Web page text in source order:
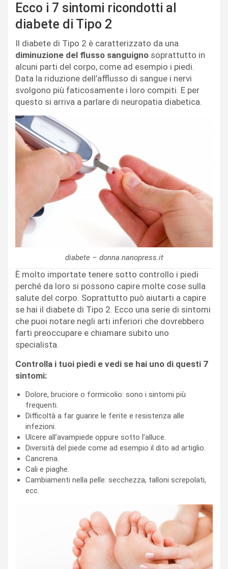
Ecco i 7 sintomi ricondotti al
diabete di Tipo 2
Il diabete di Tipo 2 è caratterizzato da una
diminuzione del flusso sanguigno soprattutto in
alcuni parti del corpo, come ad esempio i piedi.
Data la riduzione dell’afflusso di sangue i nervi
svolgono più faticosamente i loro compiti. E per
questo si arriva a parlare di neuropatia diabetica.
diabete – donna.nanopress.it
È molto importate tenere sotto controllo i piedi
perché da loro si possono capire molte cose sulla
salute del corpo. Soprattutto può aiutarti a capire
se hai il diabete di Tipo 2. Ecco una serie di sintomi
che puoi notare negli arti inferiori che dovrebbero
farti preoccupare e chiamare subito uno
specialista.
Controlla i tuoi piedi e vedi se hai uno di questi 7
sintomi:
Dolore, bruciore o formicolio: sono i sintomi più
frequenti.
Difficoltà a far guarire le ferite e resistenza alle
infezioni.
Ulcere all’avampiede oppure sotto l’alluce.
Diversità del piede come ad esempio il dito ad artiglio.
Cancrena.
Cali e piaghe.
Cambiamenti nella pelle: secchezza, talloni screpolati,
ecc.